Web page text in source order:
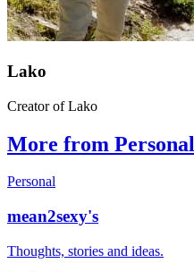
Lako
Creator of Lako
More from Personal
Personal
mean2sexy's
Thoughts, stories and ideas.